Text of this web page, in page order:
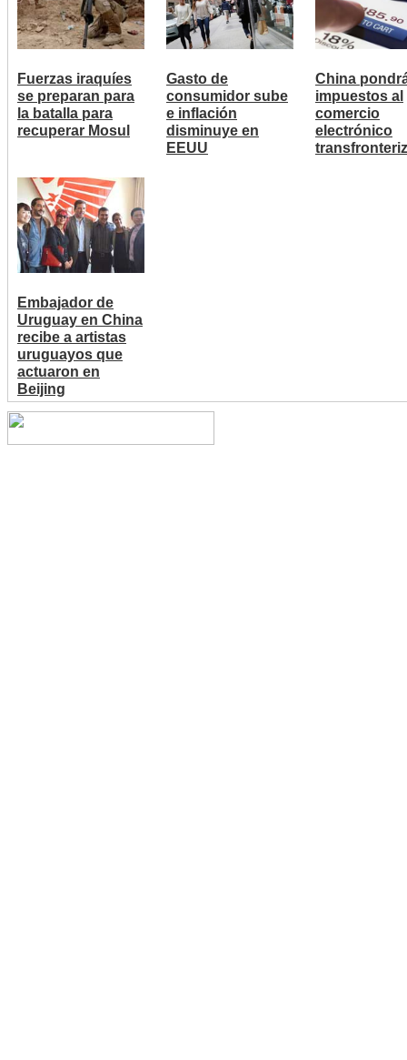
Fuerzas iraquíes
se preparan para
la batalla para
recuperar Mosul
Gasto de
consumidor sube
e inflación
disminuye en
EEUU
China
impuestos al
comercio
electrónico
Embajador de
Uruguay en China
recibe a artistas
uruguayos que
actuaron en
Beijing